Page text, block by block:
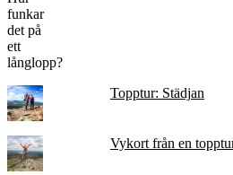
Topptur: Städjan
Vykort från en